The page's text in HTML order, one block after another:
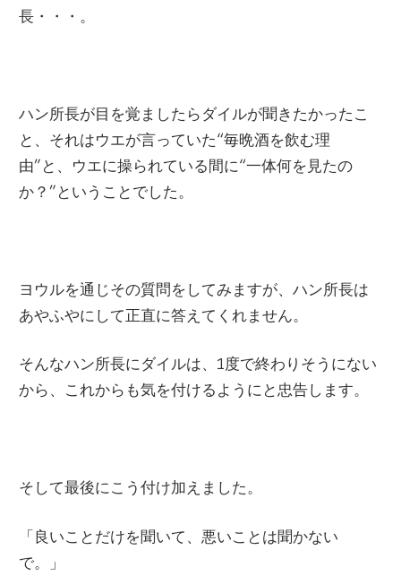
長・・・。
ハン所長が目を覚ましたらダイルが聞きたかったこ
と、それはウエが言っていた“毎晩酒を飲む理
由”と、ウエに操られている間に“一体何を見たの
か？”ということでした。
ヨウルを通じその質問をしてみますが、ハン所長は
あやふやにして正直に答えてくれません。
そんなハン所長にダイルは、 1度で終わりそうにない
から、これからも気を付けるようにと忠告します。
そして最後にこう付け加えました。
「良いことだけを聞いて、悪いことは聞かない
で。」